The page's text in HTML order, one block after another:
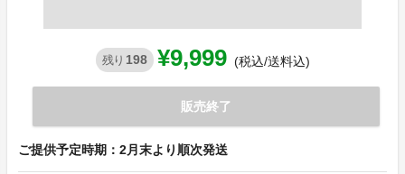
残り 198 ¥9,999 (税込/送料込)
販売終了
ご提供予定時期：2月末より順次発送